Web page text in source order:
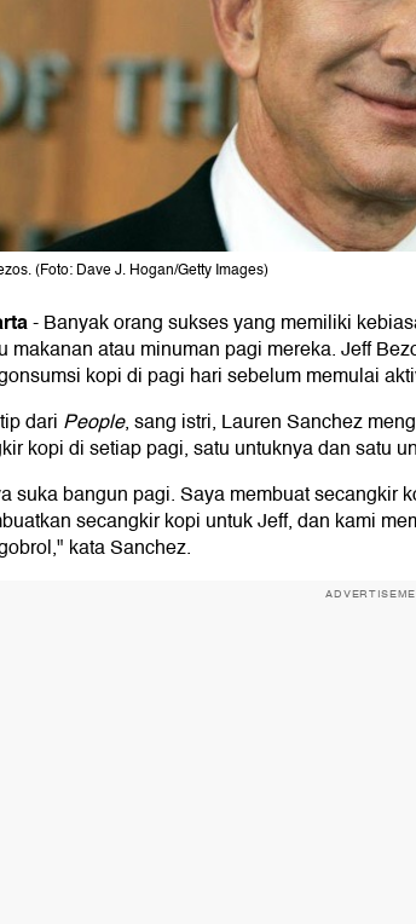
(Foto: Dave J. Hogan/Getty Images)
-Banyak orang sukses yang memiliki
makanan atau minuman pagi mereka. Jeff
kopi di pagi hari sebelum memulai
dari People, sang istri, Lauren Sanchez
kopi di setiap pagi, satu untuknya dan satu
suka bangun pagi. Saya membuat secangkir
secangkir kopi untuk Jeff, dan kami
kata Sanchez.